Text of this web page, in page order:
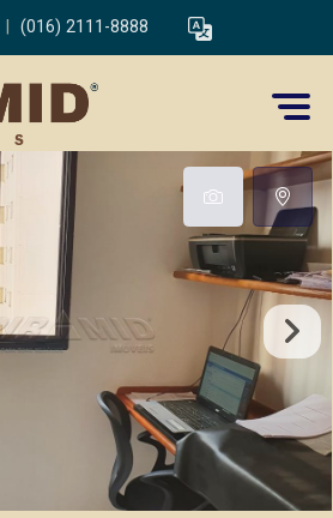
(016) 2111-8888